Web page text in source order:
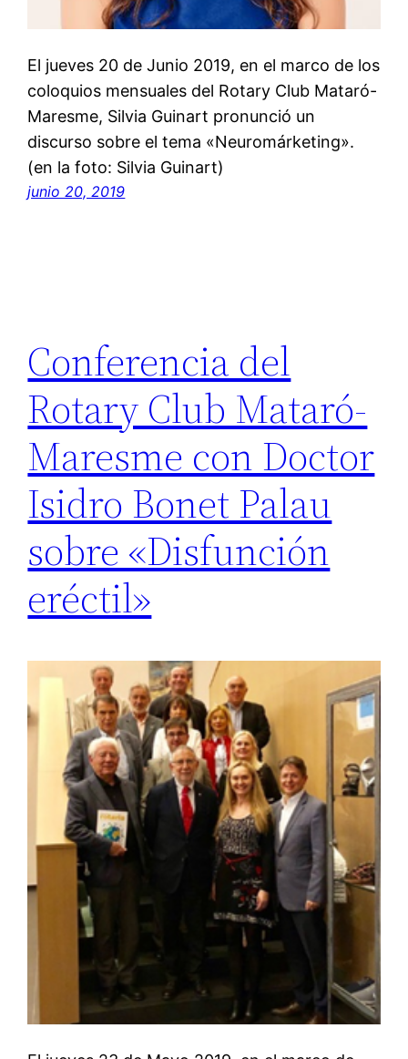
El jueves 20 de Junio 2019, en el marco de los
coloquios mensuales del Rotary Club Mataró-
Maresme, Silvia Guinart pronunció un
discurso sobre el tema «Neuromárketing».
(en la foto: Silvia Guinart)
junio 20, 2019
Conferencia del
Rotary Club Mataró-
Maresme con Doctor
Isidro Bonet Palau
sobre «Disfunción
eréctil»